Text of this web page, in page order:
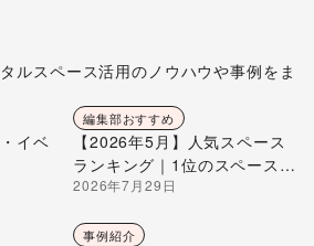
ルスペース活用のノウハウや事例をま
イベ
編集部おすすめ
【2026年5月】人気スペース
ランキング｜1位のスペースを
編集部が解説
2026年7月29日
事例紹介